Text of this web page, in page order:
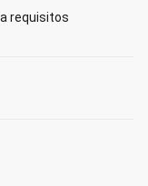
requisitos